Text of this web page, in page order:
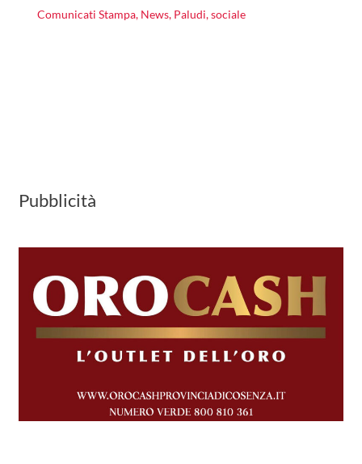
Comunicati Stampa, News, Paludi,sociale
Pubblicità